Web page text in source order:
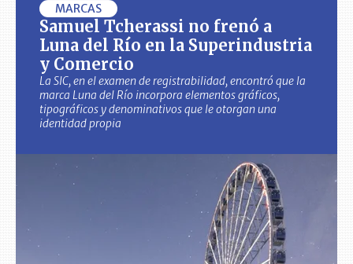
MARCAS
Samuel Tcherassi no frenó a
Luna del Río en la Superindustria
y Comercio
La SIC, en el examen de registrabilidad, encontró que la
marca Luna del Río incorpora elementos gráficos,
tipográficos y denominativos que le otorgan una
identidad propia